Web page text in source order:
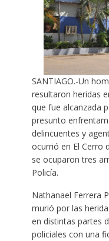
SANTIAGO.-Un
resultaron heridas
que fue alcanzada
presunto
delincuentes y
ocurrió en El Cerro
se ocuparon tres
Policía.
Nathanael Ferrera
murió por las
en distintas partes
policiales con una